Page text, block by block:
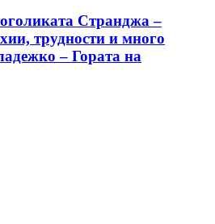
Странджа –
трудности и много
– Гората на